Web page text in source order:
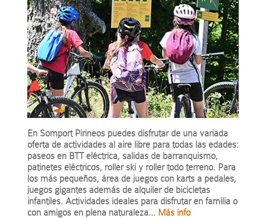
En Somport Pirineos puedes disfrutar de una variada
oferta de actividades al aire libre para todas las edades:
paseos en BTT eléctrica, salidas de barranquismo,
patinetes eléctricos, roller ski y roller todo terreno. Para
los más pequeños, área de juegos con karts a pedales,
juegos gigantes además de alquiler de bicicletas
infantiles. Actividades ideales para disfrutar en familia o
con amigos en plena naturaleza... Más info